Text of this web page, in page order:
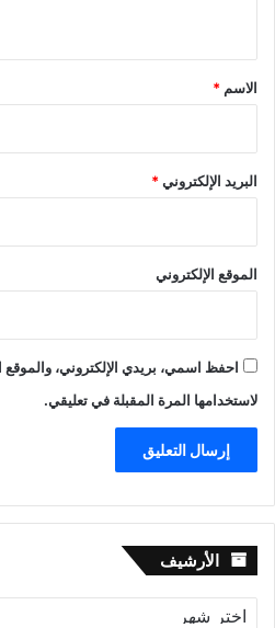
*
الاسم *
البريد الإلكتروني*
الموقع الإلكتروني
احفظ اسمي، بريدي الإلكتروني، والموقع
لاستخدامها المرة المقبلة في تعليقي.
الأرشيف الأرشيف